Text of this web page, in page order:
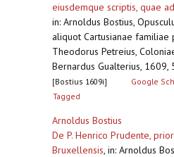
eiusdemque scriptis, quae
in: Arnoldus Bostius,
aliquot Cartusianae familiae
Theodorus Petreius,
Bernardus Gualterius, 1609,
[Bostius 1609i] Google
Tagged
Arnoldus Bostius
De P. Henrico Prudente,
Bruxellensis, in: Arnoldus